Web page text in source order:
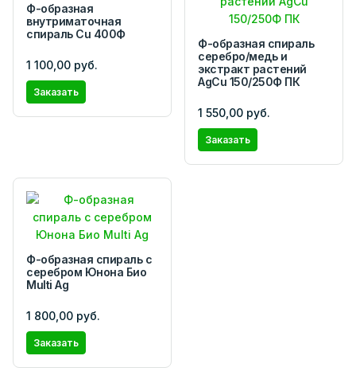
Ф-образная
внутриматочная
спираль Cu 400Ф
1 100,00 руб.
Заказать
Ф-образная спираль
серебро/медь и
экстракт растений
AgCu 150/250Ф ПК
1 550,00 руб.
Заказать
Ф-образная спираль с
серебром Юнона Био
Multi Ag
1 800,00 руб.
Заказать